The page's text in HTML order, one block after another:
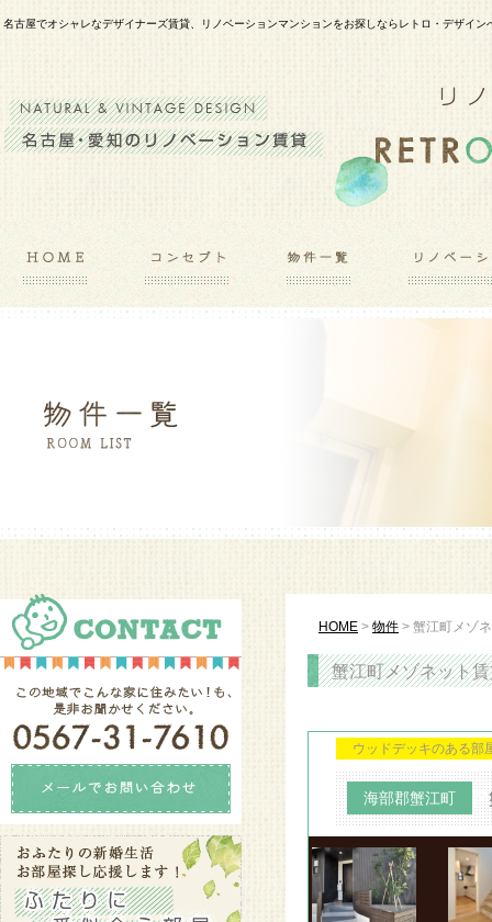
名古屋でオシャレなデザイナーズ賃貸、リノベーションマンションをお探しならレトロ・デザイン
HOME > 物件 > 蟹江町メゾ
蟹江町メゾネット
ウッドデッキのある部
海部郡蟹江町